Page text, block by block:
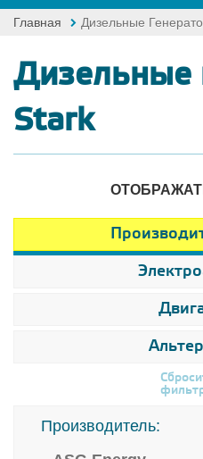
Главная Дизельные
Дизельные
Stark
Производитель: